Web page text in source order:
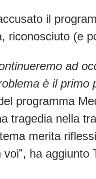
il
riconosciuto (e
ad
è il primo
programma
tragedia nella
merita
ha